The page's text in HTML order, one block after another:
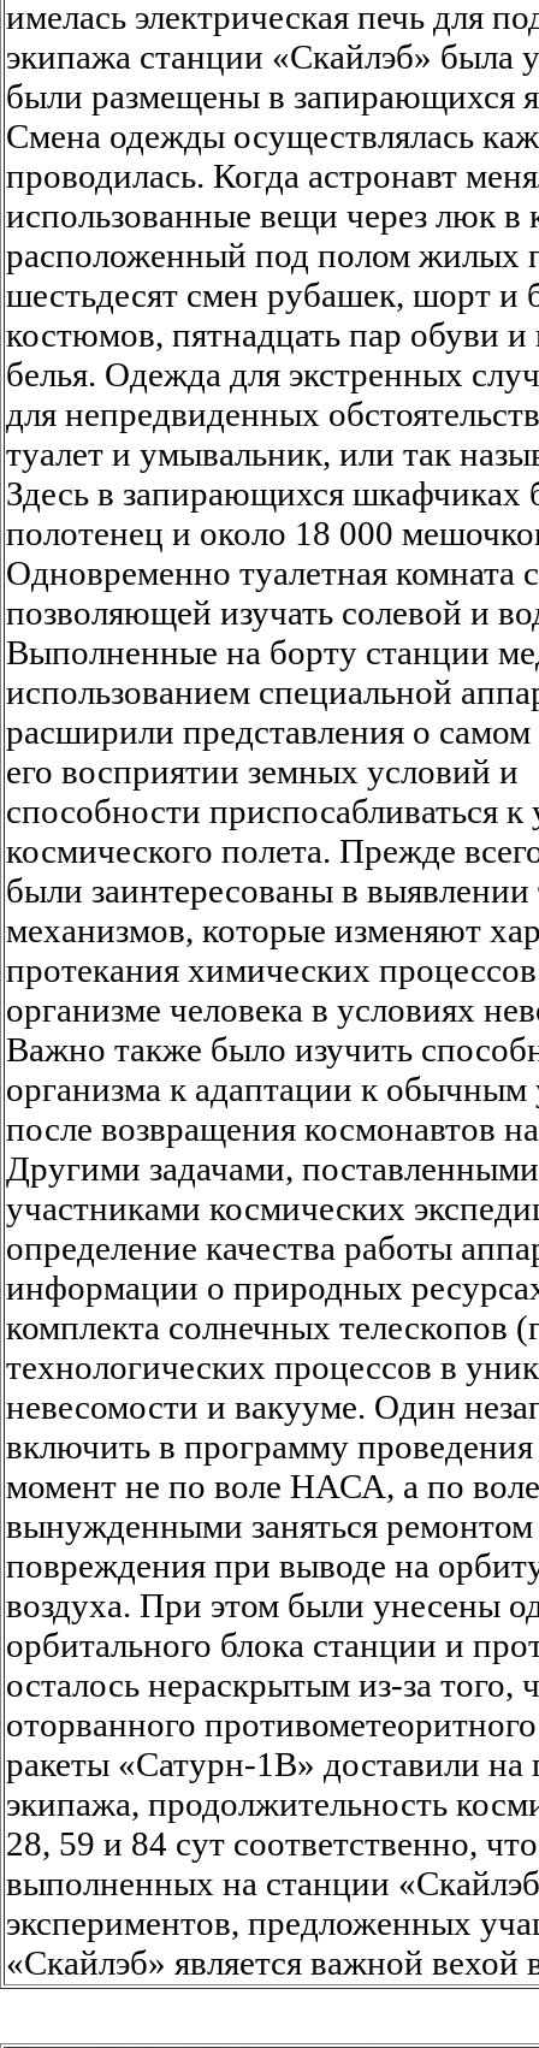
имелась электрическая печь для
экипажа станции «Скайлэб» была
были размещены в запирающихся
Смена одежды осуществлялась
проводилась. Когда астронавт
использованные вещи через люк в
расположенный под полом жилых
шестьдесят смен рубашек, шорт и
костюмов, пятнадцать пар обуви и
белья. Одежда для экстренных
для непредвиденных
туалет и умывальник, или так
Здесь в запирающихся
полотенец и около 18 000
Одновременно туалетная комната
позволяющей изучать солевой и
Выполненные на борту станции
использованием специальной
расширили представления о самом
его восприятии земных условий и
способности приспосабливаться к
космического полета. Прежде
были заинтересованы в
механизмов, которые изменяют
протекания химических
организме человека в условиях
Важно также было изучить
организма к адаптации к обычным
после возвращения космонавтов
Другими задачами,
участниками космических
определение качества работы
информации о природных
комплекта солнечных телескопов
технологических процессов в
невесомости и вакууме. Один
включить в программу
момент не по воле НАСА, а по воле
вынужденными заняться ремонтом
повреждения при выводе на
воздуха. При этом были унесены
орбитального блока станции и
осталось нераскрытым из-за того,
оторванного
ракеты «Сатурн-1В» доставили
экипажа, продолжительность
28, 59 и 84 сут соответственно,
выполненных на станции
экспериментов, предложенных
«Скайлэб» является важной вехой